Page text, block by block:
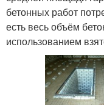
бетонных работ
есть весь объём
использованием